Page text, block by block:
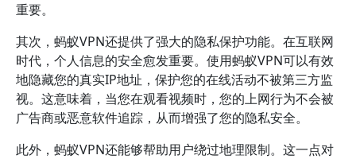
重要。
其次，蚂蚁VPN还提供了强大的隐私保护功能。在互联网
时代，个人信息的安全愈发重要。使用蚂蚁VPN可以有效
地隐藏您的真实IP地址，保护您的在线活动不被第三方监
视。这意味着，当您在观看视频时，您的上网行为不会被
广告商或恶意软件追踪，从而增强了您的隐私安全。
此外，蚂蚁VPN还能够帮助用户绕过地理限制。这一点对